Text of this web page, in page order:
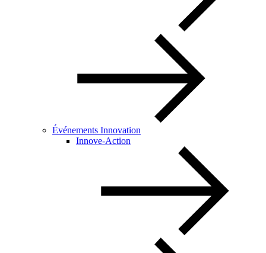
Événements Innovation
Innove-Action